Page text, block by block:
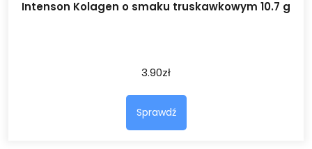
Intenson Kolagen o smaku truskawkowym 10.7 g
3.90zł
Sprawdź